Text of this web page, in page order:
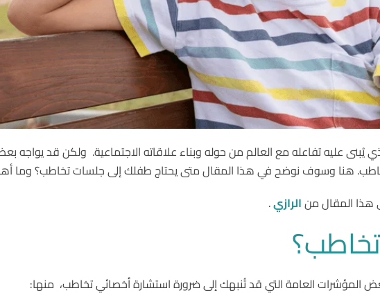
عليه تفاعله مع العالم من حوله وبناء علاقاته الاجتماعية. ولكن قد
هنا وسوف نوضح في هذا المقال متى يحتاج طفلك إلى جلسات تخاطب؟ وما
هذا المقال منالرازي.
المؤشرات العامة التي قد تُنبهك إلى ضرورة استشارة أخصائي تخاطب، منها: